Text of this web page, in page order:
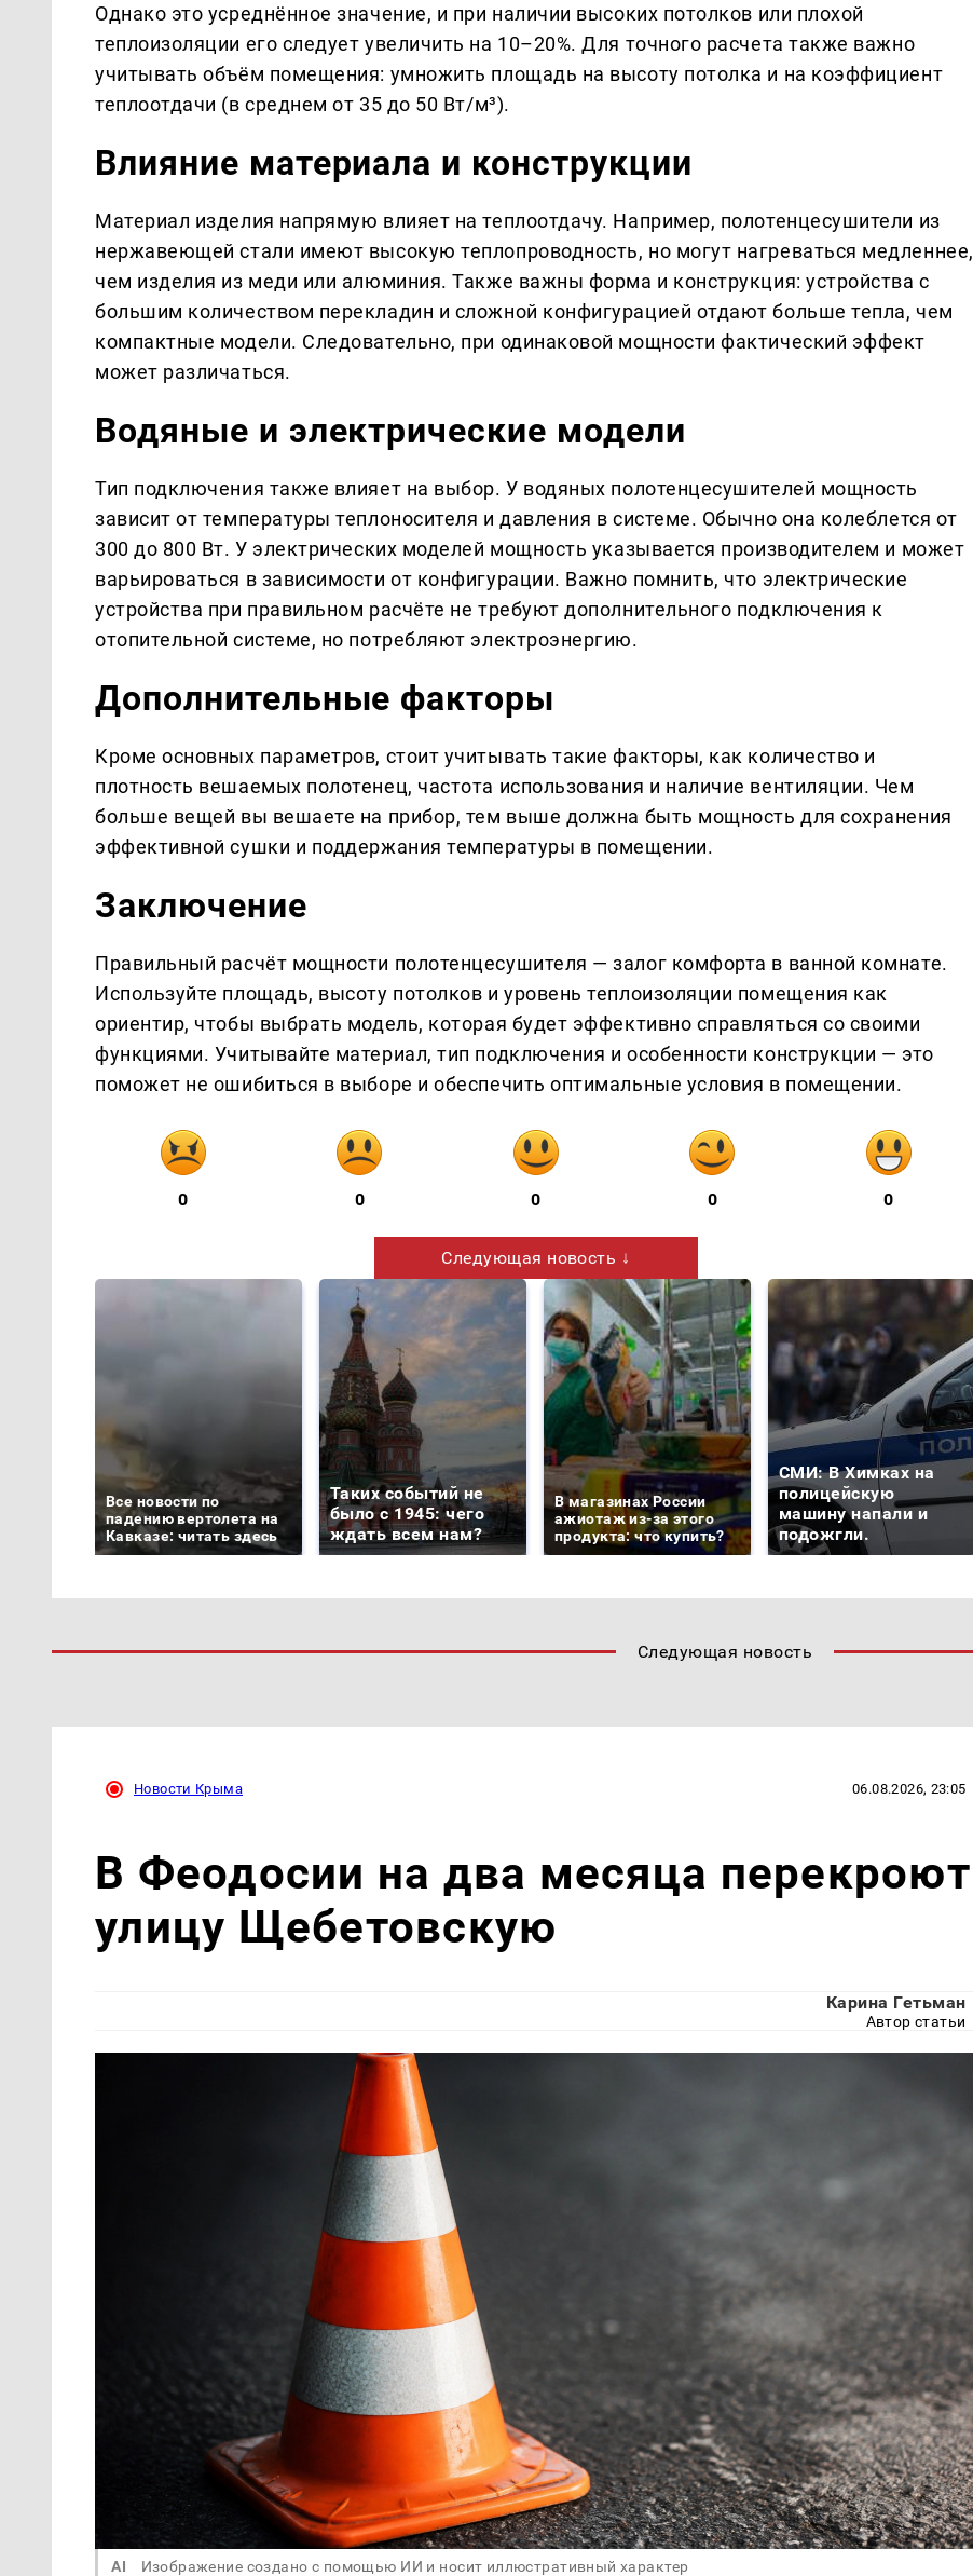
Однако это усреднённое значение, и при наличии высоких потолков или плохой
теплоизоляции его следует увеличить на 10–20%. Для точного расчета также важно
учитывать объём помещения: умножить площадь на высоту потолка и на коэффициент
теплоотдачи (в среднем от 35 до 50 Вт/м³).
Влияние материала и конструкции
Материал изделия напрямую влияет на теплоотдачу. Например, полотенцесушители из
нержавеющей стали имеют высокую теплопроводность, но могут нагреваться медленнее,
чем изделия из меди или алюминия. Также важны форма и конструкция: устройства с
большим количеством перекладин и сложной конфигурацией отдают больше тепла, чем
компактные модели. Следовательно, при одинаковой мощности фактический эффект
может различаться.
Водяные и электрические модели
Тип подключения также влияет на выбор. У водяных полотенцесушителей мощность
зависит от температуры теплоносителя и давления в системе. Обычно она колеблется от
300 до 800 Вт. У электрических моделей мощность указывается производителем и может
варьироваться в зависимости от конфигурации. Важно помнить, что электрические
устройства при правильном расчёте не требуют дополнительного подключения к
отопительной системе, но потребляют электроэнергию.
Дополнительные факторы
Кроме основных параметров, стоит учитывать такие факторы, как количество и
плотность вешаемых полотенец, частота использования и наличие вентиляции. Чем
больше вещей вы вешаете на прибор, тем выше должна быть мощность для сохранения
эффективной сушки и поддержания температуры в помещении.
Заключение
Правильный расчёт мощности полотенцесушителя — залог комфорта в ванной комнате.
Используйте площадь, высоту потолков и уровень теплоизоляции помещения как
ориентир, чтобы выбрать модель, которая будет эффективно справляться со своими
функциями. Учитывайте материал, тип подключения и особенности конструкции — это
поможет не ошибиться в выборе и обеспечить оптимальные условия в помещении.
0 0 0 0 0
Следующая новость ↓
Все новости по
падению вертолета на
Кавказе: читать здесь
Таких событий не
было с 1945: чего
ждать всем нам?
В магазинах России
ажиотаж из-за этого
продукта: что купить?
СМИ: В Химках на
полицейскую
машину напали и
подожгли.
Следующая новость
Новости Крыма 06.08.2026, 23:05
В Феодосии на два месяца перекроют
улицу Щебетовскую
Карина Гетьман
Автор статьи
AI Изображение создано с помощью ИИ и носит иллюстративный характер